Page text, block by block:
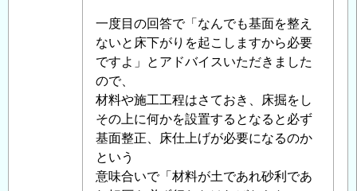
一度目の回答で「なんでも基面を整え
ないと床下がりを起こしますから必要
ですよ」とアドバイスいただきました
ので、
材料や施工工程はさておき、床掘をし
その上に何かを設置するとなると必ず
基面整正、床仕上げが必要になるのか
という
意味合いで「材料が土であれ砂利であ